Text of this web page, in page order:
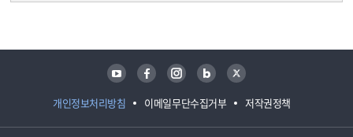
개인정보처리방침 이메일무단수집거부 저작권정책
유튜브 페이스북 인스타그램 블로그 트위터